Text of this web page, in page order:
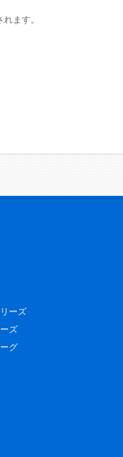
ます。
ーズ
ズ
グ